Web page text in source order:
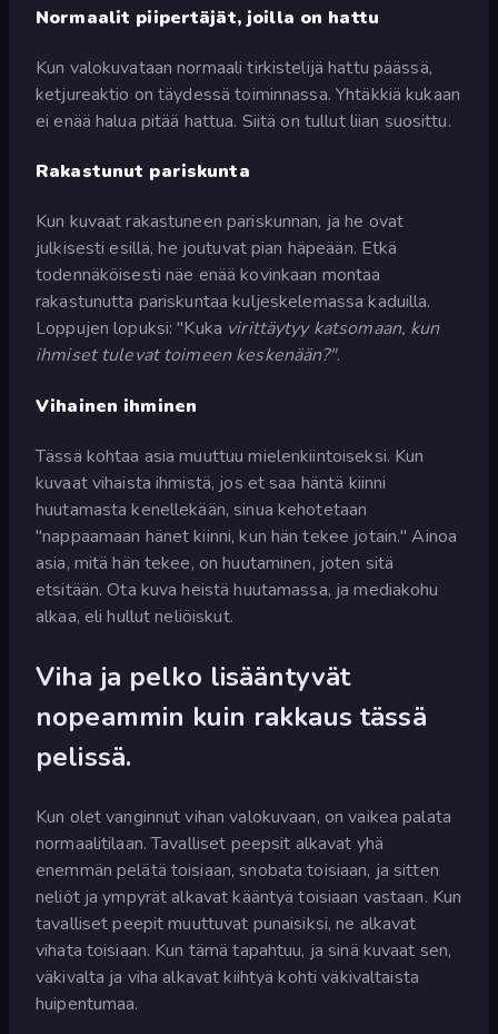
Normaalit piipertäjät, joilla on hattu
Kun valokuvataan normaali tirkistelijä hattu päässä,
ketjureaktio on täydessä toiminnassa. Yhtäkkiä kukaan
ei enää halua pitää hattua. Siitä on tullut liian suosittu.
Rakastunut pariskunta
Kun kuvaat rakastuneen pariskunnan, ja he ovat
julkisesti esillä, he joutuvat pian häpeään. Etkä
todennäköisesti näe enää kovinkaan montaa
rakastunutta pariskuntaa kuljeskelemassa kaduilla.
Loppujen lopuksi: "Kuka virittäytyy katsomaan, kun
ihmiset tulevat toimeen keskenään?".
Vihainen ihminen
Tässä kohtaa asia muuttuu mielenkiintoiseksi. Kun
kuvaat vihaista ihmistä, jos et saa häntä kiinni
huutamasta kenellekään, sinua kehotetaan
"nappaamaan hänet kiinni, kun hän tekee jotain." Ainoa
asia, mitä hän tekee, on huutaminen, joten sitä
etsitään. Ota kuva heistä huutamassa, ja mediakohu
alkaa, eli hullut neliöiskut.
Viha ja pelko lisääntyvät
nopeammin kuin rakkaus tässä
pelissä.
Kun olet vanginnut vihan valokuvaan, on vaikea palata
normaalitilaan. Tavalliset peepsit alkavat yhä
enemmän pelätä toisiaan, snobata toisiaan, ja sitten
neliöt ja ympyrät alkavat kääntyä toisiaan vastaan. Kun
tavalliset peepit muuttuvat punaisiksi, ne alkavat
vihata toisiaan. Kun tämä tapahtuu, ja sinä kuvaat sen,
väkivalta ja viha alkavat kiihtyä kohti väkivaltaista
huipentumaa.